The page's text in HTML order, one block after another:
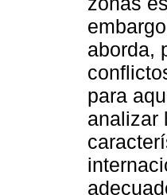
aborda,
para
analizar